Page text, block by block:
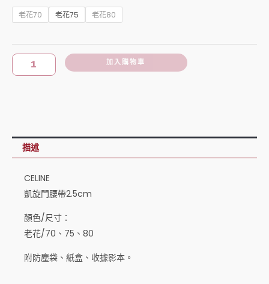
老花70 老花75 老花80
旋
腰
2.5cm
加入購物車
描述
CELINE
凱旋門腰帶2.5cm
顏色/尺寸：
老花/70、75、80
附防塵袋、紙盒、收據影本。